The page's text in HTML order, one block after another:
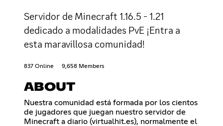
Servidor de Minecraft 1.16.5 - 1.21
dedicado a modalidades PvE ¡Entra a
esta maravillosa comunidad!
837 Online 9,658 Members
ABOUT
Nuestra comunidad está formada por los cientos
de jugadores que juegan nuestro servidor de
Minecraft a diario (virtualhit.es), normalmente el